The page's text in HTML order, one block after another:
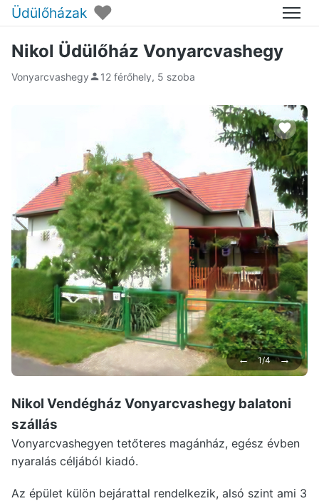
Üdülőházak ♥ Menü
Nikol Üdülőház Vonyarcvashegy
Vonyarcvashegy 12 férőhely, 5 szoba
← 1/4 →
Nikol Vendégház Vonyarcvashegy balatoni
szállás
Vonyarcvashegyen tetőteres magánház, egész évben
nyaralás céljából kiadó.
Az épület külön bejárattal rendelkezik, alsó szint ami 3